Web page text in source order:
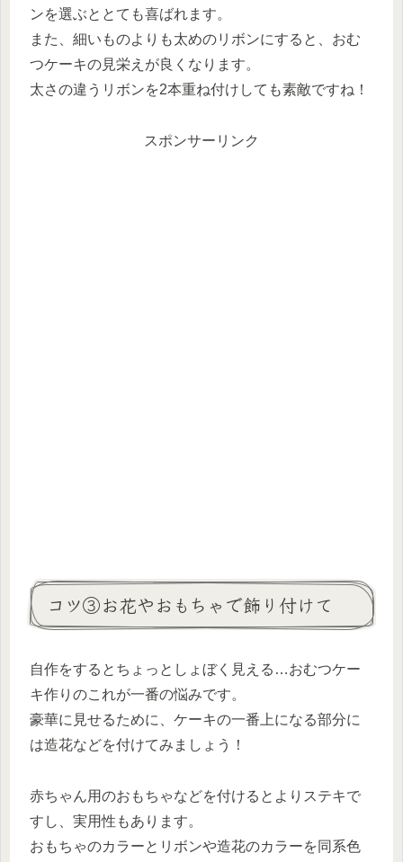
ンを選ぶととても喜ばれます。
また、細いものよりも太めのリボンにすると、おむ
つケーキの見栄えが良くなります。
太さの違うリボンを2本重ね付けしても素敵ですね！
スポンサーリンク
コツ③お花やおもちゃで飾り付けて
自作をするとちょっとしょぼく見える…おむつケー
キ作りのこれが一番の悩みです。
豪華に見せるために、ケーキの一番上になる部分に
は造花などを付けてみましょう！
赤ちゃん用のおもちゃなどを付けるとよりステキで
すし、実用性もあります。
おもちゃのカラーとリボンや造花のカラーを同系色